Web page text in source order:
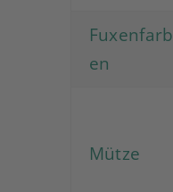
Fuxenfarb
en
Mütze